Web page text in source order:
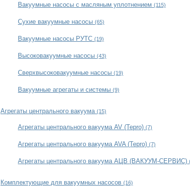
Вакуумные насосы с масляным уплотнением (115)
Сухие вакуумные насосы (65)
Вакуумные насосы РУТС (19)
Высоковакуумные насосы (43)
Сверхвысоковакуумные насосы (19)
Вакуумные агрегаты и системы (9)
Агрегаты центрального вакуума (15)
Агрегаты центрального вакуума AV (Tepro) (7)
Агрегаты центрального вакуума AVA (Tepro) (7)
Агрегаты центрального вакуума АЦВ (ВАКУУМ-СЕРВИС)
Комплектующие для вакуумных насосов (16)